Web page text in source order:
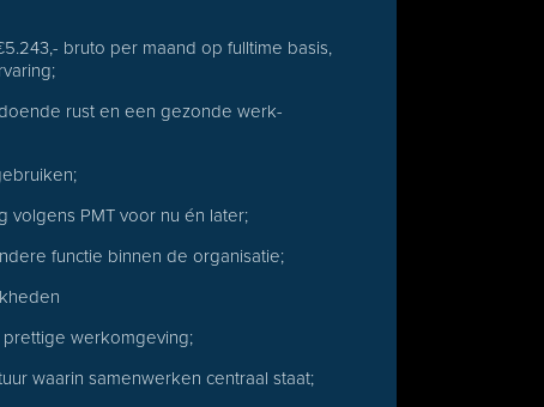
bruto per maand op fulltime basis,
rust en een gezonde werk-
PMT voor nu én later;
functie binnen de organisatie;
werkomgeving;
waarin samenwerken centraal staat;